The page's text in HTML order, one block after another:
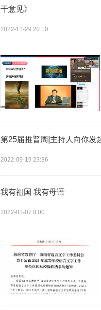
干意见》
2022-11-29 20:10
第25届推普周|主持人向你发
2022-09-19 23:36
我有祖国 我有母语
2022-01-07 0:00